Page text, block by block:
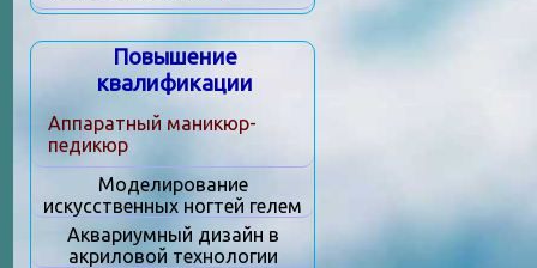
Повышение
квалификации
Аппаратный маникюр-
педикюр
Моделирование
искусственных ногтей гелем
Аквариумный дизайн в
акриловой технологии